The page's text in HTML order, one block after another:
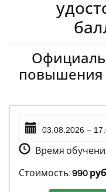
повышения
03.08.2026 –
Время
Стоимость:990